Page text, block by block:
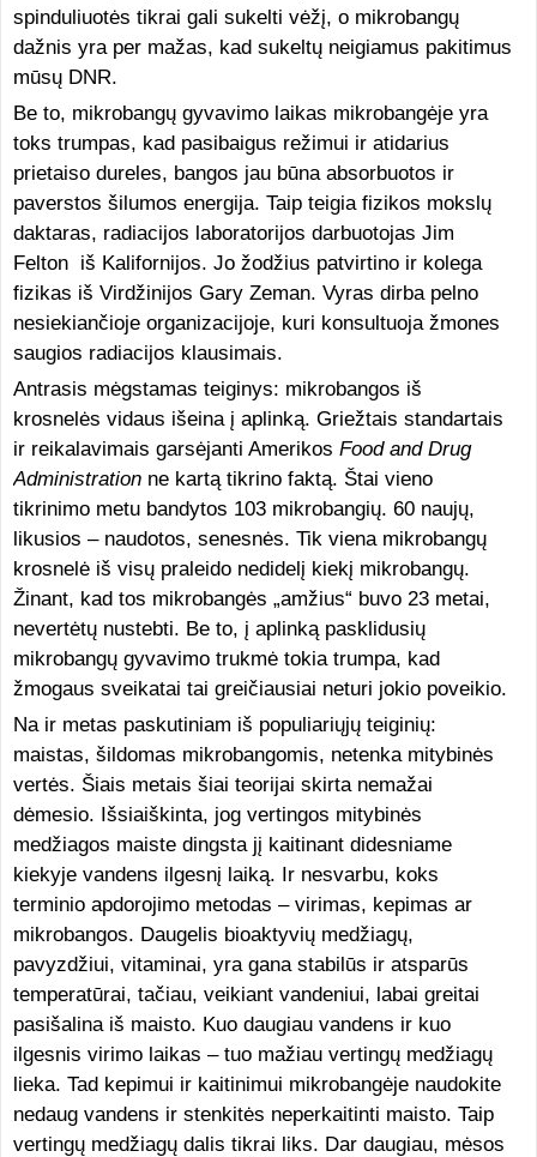
spinduliuotės tikrai gali sukelti vėžį, o mikrobangų
dažnis yra per mažas, kad sukeltų neigiamus pakitimus
mūsų DNR.
Be to, mikrobangų gyvavimo laikas mikrobangėje yra
toks trumpas, kad pasibaigus režimui ir atidarius
prietaiso dureles, bangos jau būna absorbuotos ir
paverstos šilumos energija. Taip teigia fizikos mokslų
daktaras, radiacijos laboratorijos darbuotojas Jim
Felton iš Kalifornijos. Jo žodžius patvirtino ir kolega
fizikas iš Virdžinijos Gary Zeman. Vyras dirba pelno
nesiekiančioje organizacijoje, kuri konsultuoja žmones
saugios radiacijos klausimais.
Antrasis mėgstamas teiginys: mikrobangos iš
krosnelės vidaus išeina į aplinką. Griežtais standartais
ir reikalavimais garsėjanti Amerikos Food and Drug
Administrationne kartą tikrino faktą. Štai vieno
tikrinimo metu bandytos 103 mikrobangių. 60 naujų,
likusios – naudotos, senesnės. Tik viena mikrobangų
krosnelė iš visų praleido nedidelį kiekį mikrobangų.
Žinant, kad tos mikrobangės „amžius“ buvo 23 metai,
nevertėtų nustebti. Be to, į aplinką pasklidusių
mikrobangų gyvavimo trukmė tokia trumpa, kad
žmogaus sveikatai tai greičiausiai neturi jokio poveikio.
Na ir metas paskutiniam iš populiariųjų teiginių:
maistas, šildomas mikrobangomis, netenka mitybinės
vertės. Šiais metais šiai teorijai skirta nemažai
dėmesio. Išsiaiškinta, jog vertingos mitybinės
medžiagos maiste dingsta jį kaitinant didesniame
kiekyje vandens ilgesnį laiką. Ir nesvarbu, koks
terminio apdorojimo metodas – virimas, kepimas ar
mikrobangos. Daugelis bioaktyvių medžiagų,
pavyzdžiui, vitaminai, yra gana stabilūs ir atsparūs
temperatūrai, tačiau, veikiant vandeniui, labai greitai
pasišalina iš maisto. Kuo daugiau vandens ir kuo
ilgesnis virimo laikas – tuo mažiau vertingų medžiagų
lieka. Tad kepimui ir kaitinimui mikrobangėje naudokite
nedaug vandens ir stenkitės neperkaitinti maisto. Taip
vertingų medžiagų dalis tikrai liks. Dar daugiau, mėsos